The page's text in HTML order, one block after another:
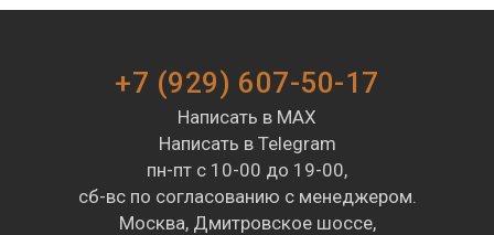
+7 (929) 607-50-17
Написать в MAX
Написать в Telegram
пн-пт с 10-00 до 19-00,
сб-вс по согласованию с менеджером.
Москва, Дмитровское шоссе,